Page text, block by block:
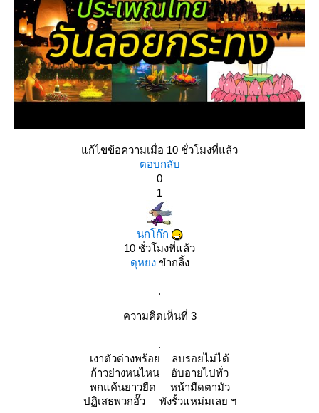
ก้ไขข้อความเมื่อ 10 ชั่วโมงที่แล้ว
ตอบกลับ
0
1
นกโก๊ก
10 ชั่วโมงที่แล้ว
ดุหยงขำกลิ้ง
.
ความคิดเห็นที่ 3
.
เงาตัวด่างพร้อย ลบรอยไม่ได้
ก้าวย่างหนไหน อับอายไปทั่ว
พกแค้นยาวยืด หน้ามืดตามัว
ปฏิเสธพวกอั๊ว พังรั้วแหม่มเลย ฯ